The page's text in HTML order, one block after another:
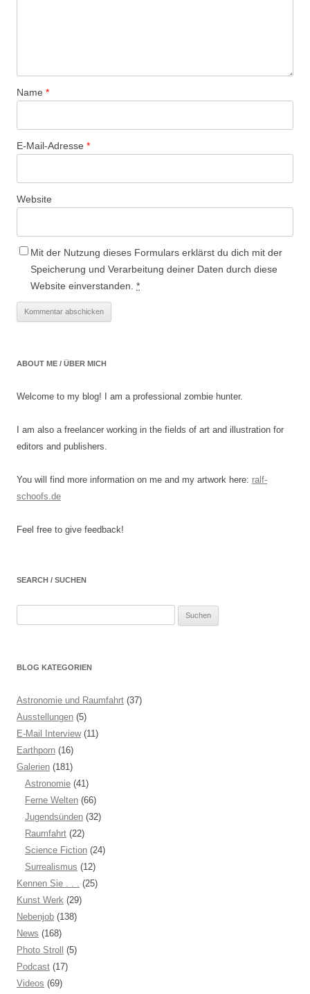
Name *
E-Mail-Adresse *
Website
Mit der Nutzung dieses Formulars erklärst du dich mit der
Speicherung und Verarbeitung deiner Daten durch diese
Website einverstanden. *
ABOUT ME / ÜBER MICH
Welcome to my blog! I am a professional zombie hunter.
I am also a freelancer working in the fields of art and illustration for
editors and publishers.
You will find more information on me and my artwork here: ralf-
schoofs.de
Feel free to give feedback!
SEARCH / SUCHEN
BLOG KATEGORIEN
Astronomie und Raumfahrt (37)
Ausstellungen (5)
E-Mail Interview(11)
Earthporn (16)
Galerien (181)
Astronomie (41)
Ferne Welten (66)
Jugendsünden (32)
Raumfahrt (22)
Science Fiction (24)
Surrealismus (12)
Kennen Sie . . . (25)
Kunst Werk (29)
Nebenjob (138)
News (168)
Photo Stroll
(5)
Podcast (17)
Videos (69)